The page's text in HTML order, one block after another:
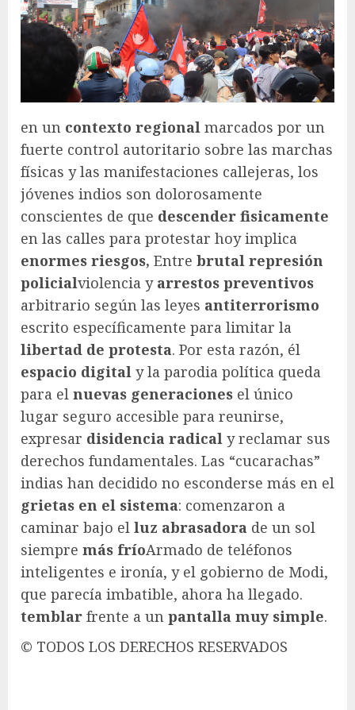
en un contexto regional marcados por un
fuerte control autoritario sobre las marchas
físicas y las manifestaciones callejeras, los
jóvenes indios son dolorosamente
conscientes de que descender fisicamente
en las calles para protestar hoy implica
enormes riesgos, Entre brutal represión
policialviolencia y arrestos preventivos
arbitrario según las leyes antiterrorismo
escrito específicamente para limitar la
libertad de protesta. Por esta razón, él
espacio digital y la parodia política queda
para el nuevas generaciones el único
lugar seguro accesible para reunirse,
expresar disidencia radical y reclamar sus
derechos fundamentales. Las “cucarachas”
indias han decidido no esconderse más en el
grietas en el sistema: comenzaron a
caminar bajo el luz abrasadora de un sol
siempre más fríoArmado de teléfonos
inteligentes e ironía, y el gobierno de Modi,
que parecía imbatible, ahora ha llegado.
temblar frente a un pantalla muy simple.
© TODOS LOS DERECHOS RESERVADOS